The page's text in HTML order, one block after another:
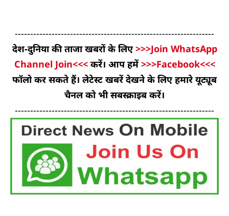
-----------------------------------------------------------------
देश-दुनिया की ताजा खबरों के लिए>>>Join WhatsApp
Channel Join<<< करें। आप हमें>>>Facebook<<<
फॉलो कर सकते हैं। लेटेस्ट खबरें देखने के लिए हमारे यूट्यूब
चैनल को भी सबस्क्राइब करें।
-----------------------------------------------------------------